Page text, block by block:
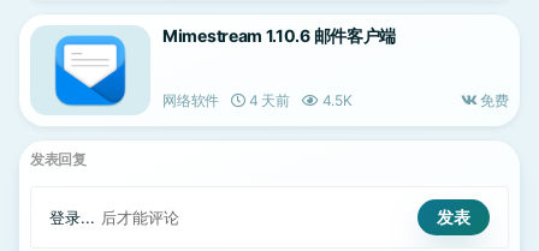
Mimestream 1.10.6 邮件客户端
网络软件 4 天前 4.5K 免费
发表回复
登录... 后才能评论